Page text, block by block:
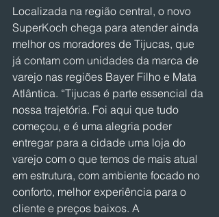
Localizada na região central, o novo
SuperKoch chega para atender ainda
melhor os moradores de Tijucas, que
já contam com unidades da marca de
varejo nas regiões Bayer Filho e Mata
Atlântica. “Tijucas é parte essencial da
nossa trajetória. Foi aqui que tudo
começou, e é uma alegria poder
entregar para a cidade uma loja do
varejo com o que temos de mais atual
em estrutura, com ambiente focado no
conforto, melhor experiência para o
cliente e preços baixos. A